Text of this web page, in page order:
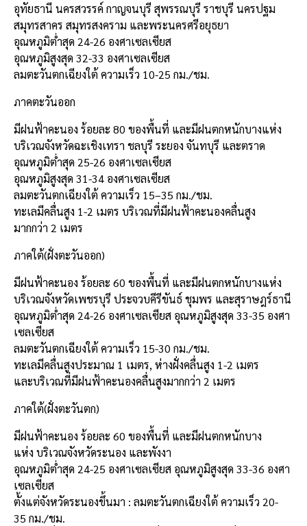
อุทัยธานี นครสวรรค์ กาญจนบุรี สุพรรณบุรี ราชบุรี นครปฐม
สมุทรสาคร สมุทรสงคราม และพระนครศรีอยุธยา
อุณหภูมิต่ำสุด 24-26 องศาเซลเซียส
อุณหภูมิสูงสุด 32-33 องศาเซลเซียส
ลมตะวันตกเฉียงใต้ ความเร็ว 10-25 กม./ชม.
ภาคตะวันออก
มีฝนฟ้าคะนอง ร้อยละ 80 ของพื้นที่ และมีฝนตกหนักบางแห่ง
บริเวณจังหวัดฉะเชิงเทรา ชลบุรี ระยอง จันทบุรี และตราด
อุณหภูมิต่ำสุด 25-26 องศาเซลเซียส
อุณหภูมิสูงสุด 31-34 องศาเซลเซียส
ลมตะวันตกเฉียงใต้ ความเร็ว 15–35 กม./ชม.
ทะเลมีคลื่นสูง 1-2 เมตร บริเวณที่มีฝนฟ้าคะนองคลื่นสูง
มากกว่า 2 เมตร
ภาคใต้(ฝั่งตะวันออก)
มีฝนฟ้าคะนอง ร้อยละ 60 ของพื้นที่ และมีฝนตกหนักบางแห่ง
บริเวณจังหวัดเพชรบุรี ประจวบคีรีขันธ์ ชุมพร และสุราษฎร์ธานี
อุณหภูมิต่ำสุด 24-26 องศาเซลเซียส อุณหภูมิสูงสุด 33-35 องศา
เซลเซียส
ลมตะวันตกเฉียงใต้ ความเร็ว 15-30 กม./ชม.
ทะเลมีคลื่นสูงประมาณ 1 เมตร, ห่างฝั่งคลื่นสูง 1-2 เมตร
และบริเวณที่มีฝนฟ้าคะนองคลื่นสูงมากกว่า 2 เมตร
ภาคใต้(ฝั่งตะวันตก)
มีฝนฟ้าคะนอง ร้อยละ 60 ของพื้นที่ และมีฝนตกหนักบาง
แห่ง บริเวณจังหวัดระนอง และพังงา
อุณหภูมิต่ำสุด 24-25 องศาเซลเซียส อุณหภูมิสูงสุด 33-36 องศา
เซลเซียส
ตั้งแต่จังหวัดระนองขึ้นมา : ลมตะวันตกเฉียงใต้ ความเร็ว 20-
35 กม./ชม.